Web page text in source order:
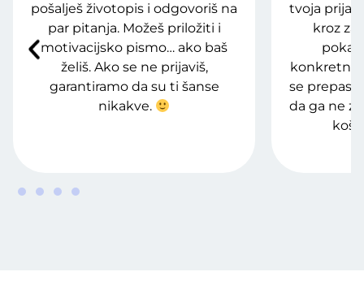
pošalješ životopis i odgovoriš na
par pitanja. Možeš priložiti i
motivacijsko pismo… ako baš
želiš. Ako se ne prijaviš,
garantiramo da su ti šanse
nikakve.
tvoja
kroz
se
da ga ne